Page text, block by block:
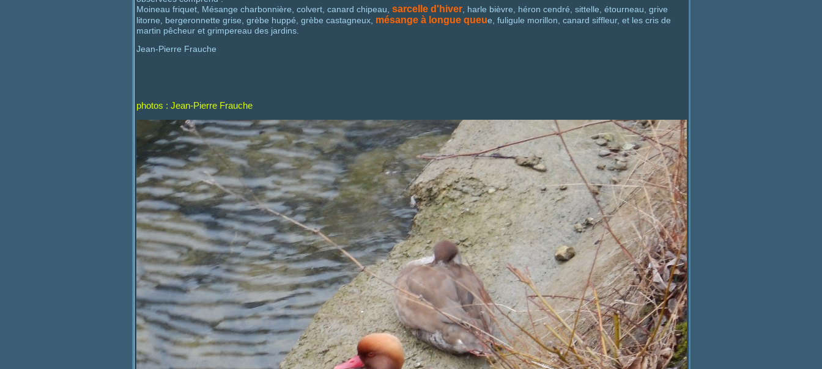
Moineau friquet, Mésange charbonnière, colvert, canard chipeau, sarcelle d'hiver, harle bièvre, héron cendré, sittelle, étourneau, grive
litorne, bergeronnette grise, grèbe huppé, grèbe castagneux, mésange à longue queue, fuligule morillon, canard siffleur, et les cris de
martin pêcheur et grimpereau des jardins.
Jean-Pierre Frauche
photos : Jean-Pierre Frauche